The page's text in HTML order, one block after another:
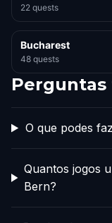
22 quests
Bucharest
48 quests
O que podes
Quantos jogos
Bern?